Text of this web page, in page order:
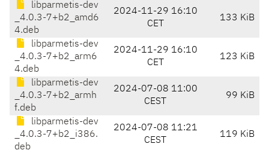
libparmetis-dev
_4.0.3-7+b2_amd6
4.deb
2024-11-29 16:10
CET
133 KiB
libparmetis-dev
_4.0.3-7+b2_arm6
4.deb
2024-11-29 16:10
CET
123 KiB
libparmetis-dev
_4.0.3-7+b2_armh
f.deb
2024-07-08 11:00
CEST
99 KiB
libparmetis-dev
_4.0.3-7+b2_i386.
deb
2024-07-08 11:21
CEST
119 KiB